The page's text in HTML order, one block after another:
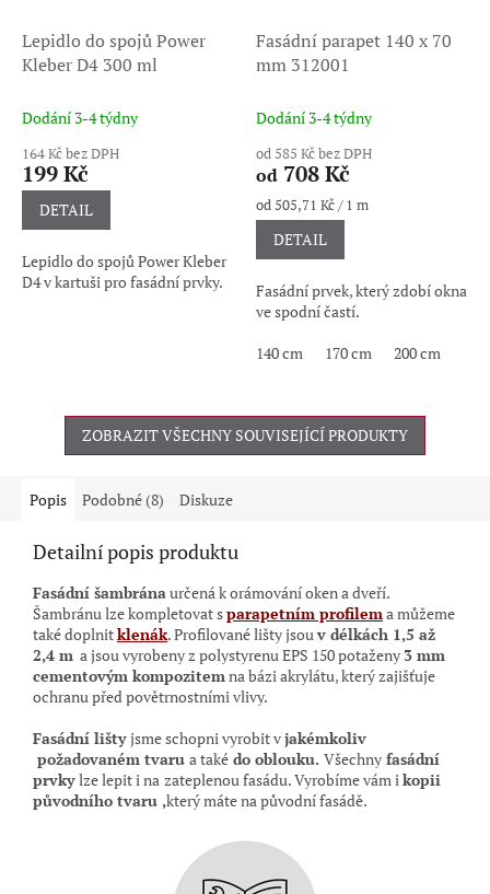
Lepidlo do spojů Power
Kleber D4 300 ml
Dodání 3-4 týdny
164 Kč bez DPH
199 Kč
DETAIL
Lepidlo do spojů Power Kleber
D4 v kartuši pro fasádní prvky.
Fasádní parapet 140 x 70
mm 312001
Dodání 3-4 týdny
od 585 Kč bez DPH
od 708 Kč
Měrná
cena:
od 505,71 Kč / 1 m
DETAIL
Fasádní prvek, který zdobí okna
ve spodní častí.
140 cm
170 cm 200 cm
ZOBRAZIT VŠECHNY SOUVISEJÍCÍ PRODUKTY
Popis Podobné (8) Diskuze
Detailní popis produktu
Fasádní šambránaurčená k orámování oken a dveří.
Šambránu lze kompletovat sparapetním profilema můžeme
také doplnitklenák. Profilované lišty jsouv délkách 1,5 až
2,4 m a jsou vyrobeny z polystyrenu EPS 150 potaženy 3 mm
cementovým kompozitemna bázi akrylátu, který zajišťuje
ochranu před povětrnostními vlivy.
Fasádní lištyjsme schopni vyrobit vjakémkoliv
požadovaném tvaru a také do oblouku. Všechny fasádní
prvky lze lepit i na zateplenou fasádu. Vyrobíme vám ikopii
původního tvaru ,který máte na původnífasádě.